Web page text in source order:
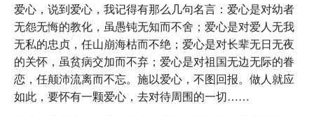
爱心，说到爱心，我记得有那么几句名言：爱心是对幼者
无怨无悔的教化，虽愚钝无知而不舍；爱心是对爱人无我
无私的忠贞，任山崩海枯而不绝；爱心是对长辈无日无夜
的关怀，虽贫病交加而不弃；爱心是对祖国无边无际的眷
恋，任颠沛流离而不忘。施以爱心，不图回报。做人就应
如此，要怀有一颗爱心，去对待周围的一切……